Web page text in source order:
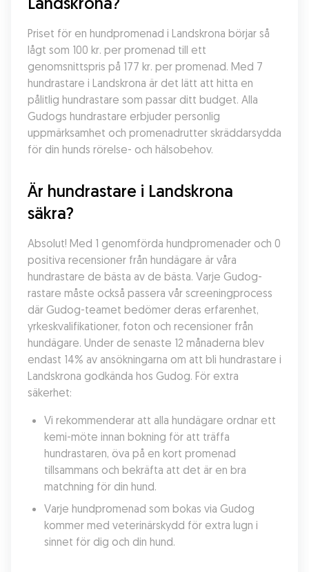
Priset för en hundpromenad i Landskrona börjar så
lågt som 100 kr. per promenad till ett
genomsnittspris på 177 kr. per promenad. Med 7
hundrastare i Landskrona är det lätt att hitta en
pålitlig hundrastare som passar ditt budget. Alla
Gudogs hundrastare erbjuder personlig
uppmärksamhet och promenadrutter skräddarsydda
för din hunds rörelse- och hälsobehov.
Är hundrastare i Landskrona
säkra?
Absolut! Med 1 genomförda hundpromenader och 0
positiva recensioner från hundägare är våra
hundrastare de bästa av de bästa. Varje Gudog-
rastare måste också passera vår screeningprocess
där Gudog-teamet bedömer deras erfarenhet,
yrkeskvalifikationer, foton och recensioner från
hundägare. Under de senaste 12 månaderna blev
endast 14% av ansökningarna om att bli hundrastare i
Landskrona godkända hos Gudog. För extra
säkerhet:
Vi rekommenderar att alla hundägare ordnar ett
kemi-möte innan bokning för att träffa
hundrastaren, öva på en kort promenad
tillsammans och bekräfta att det är en bra
matchning för din hund.
Varje hundpromenad som bokas via Gudog
kommer med veterinärskydd för extra lugn i
sinnet för dig och din hund.